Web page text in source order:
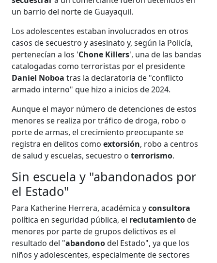
un barrio del norte de Guayaquil.
Los adolescentes estaban involucrados en otros
casos de secuestro y asesinato y, según la Policía,
pertenecían a los 'Chone Killers', una de las bandas
catalogadas como terroristas por el presidente
Daniel Noboatras la declaratoria de "conflicto
armado interno" que hizo a inicios de 2024.
Aunque el mayor número de detenciones de estos
menores se realiza por tráfico de droga, robo o
porte de armas, el crecimiento preocupante se
registra en delitos comoextorsión, robo a centros
de salud y escuelas, secuestro oterrorismo.
Sin escuela y "abandonados por
el Estado"
Para Katherine Herrera, académica yconsultora
política en seguridad pública, el reclutamientode
menores por parte de grupos delictivos es el
resultado del "abandonodel Estado", ya que los
niños y adolescentes, especialmente de sectores